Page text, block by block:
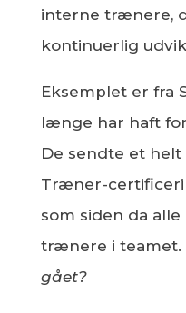
interne trænere,
kontinuerlig
Eksemplet er fra
længe har haft
De sendte et
Træner-
som siden da
trænere i teamet.
gået?